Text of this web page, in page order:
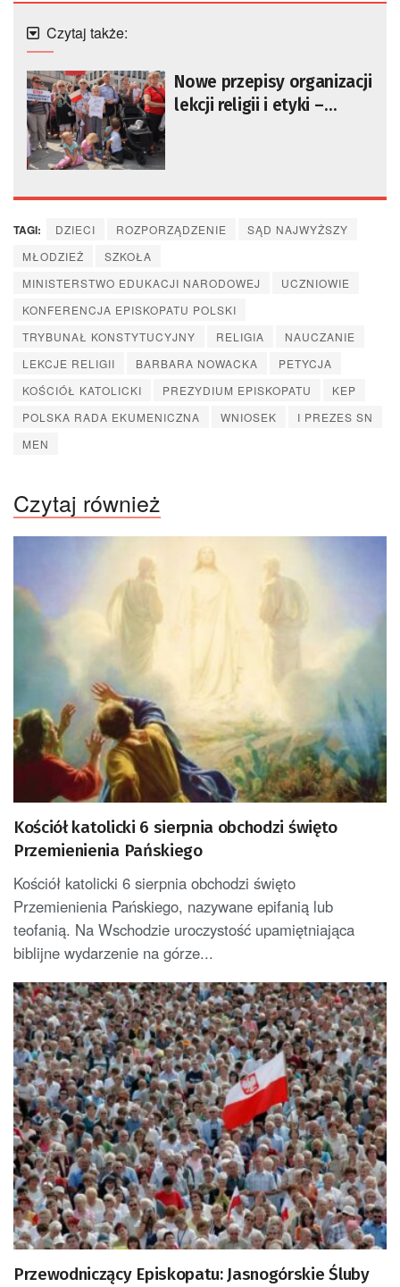
Czytaj także:
Nowe przepisy organizacji
lekcji religii i etyki –
TAGI: DZIECI ROZPORZĄDZENIE
SĄD NAJWYŻSZY
MŁODZIEŻ
SZKOŁA
MINISTERSTWO EDUKACJI NARODOWEJ
UCZNIOWIE
KONFERENCJA EPISKOPATU POLSKI
TRYBUNAŁ KONSTYTUCYJNY
RELIGIA
NAUCZANIE
LEKCJE RELIGII
BARBARA NOWACKA
PETYCJA
KOŚCIÓŁ KATOLICKI
PREZYDIUM EPISKOPATU
KEP
POLSKA RADA EKUMENICZNA
WNIOSEK
I PREZES SN
MEN
Czytaj również
Kościół katolicki 6 sierpnia obchodzi święto
Przemienienia Pańskiego
Kościół katolicki 6 sierpnia obchodzi święto
Przemienienia Pańskiego, nazywane epifanią lub
teofanią. Na Wschodzie uroczystość upamiętniająca
biblijne wydarzenie na górze...
Przewodniczący Episkopatu: Jasnogórskie Śluby